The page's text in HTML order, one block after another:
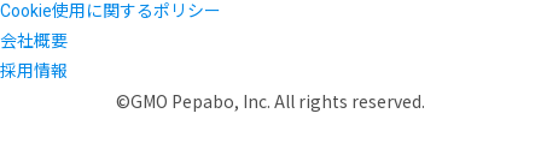
Cookie使用に関するポリシー
会社概要
採用情報
©GMO Pepabo, Inc. All rights reserved.